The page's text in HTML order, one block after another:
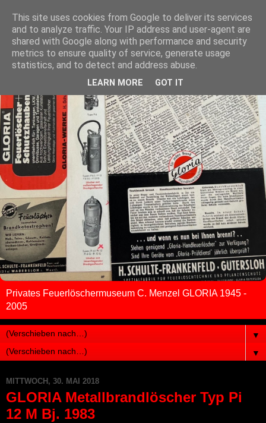
Privates Feuerlöschermuseum C. Menzel GLORIA 1945 -
2005
▼
▼
MITTWOCH, 30. MAI 2018
GLORIA Metallbrandlöscher Typ Pi
12 M Bj. 1983
This site uses cookies from Google to deliver its services
and to analyze traffic. Your IP address and user-agent are
shared with Google along with performance and security
metrics to ensure quality of service, generate usage
statistics, and to detect and address abuse.
LEARN MORE GOT IT